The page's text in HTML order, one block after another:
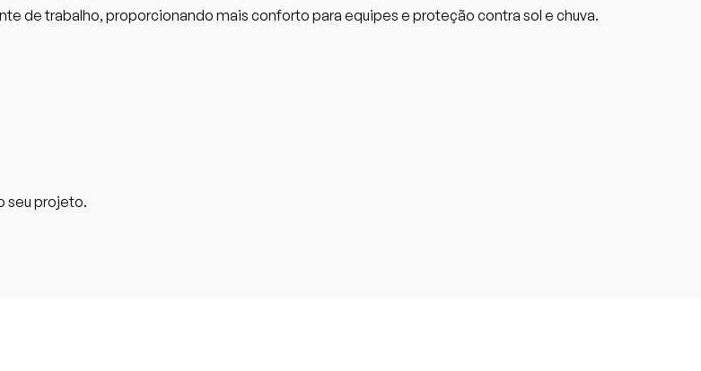
de trabalho, proporcionando mais conforto para equipes e proteção contra sol e chuva.
seu projeto.